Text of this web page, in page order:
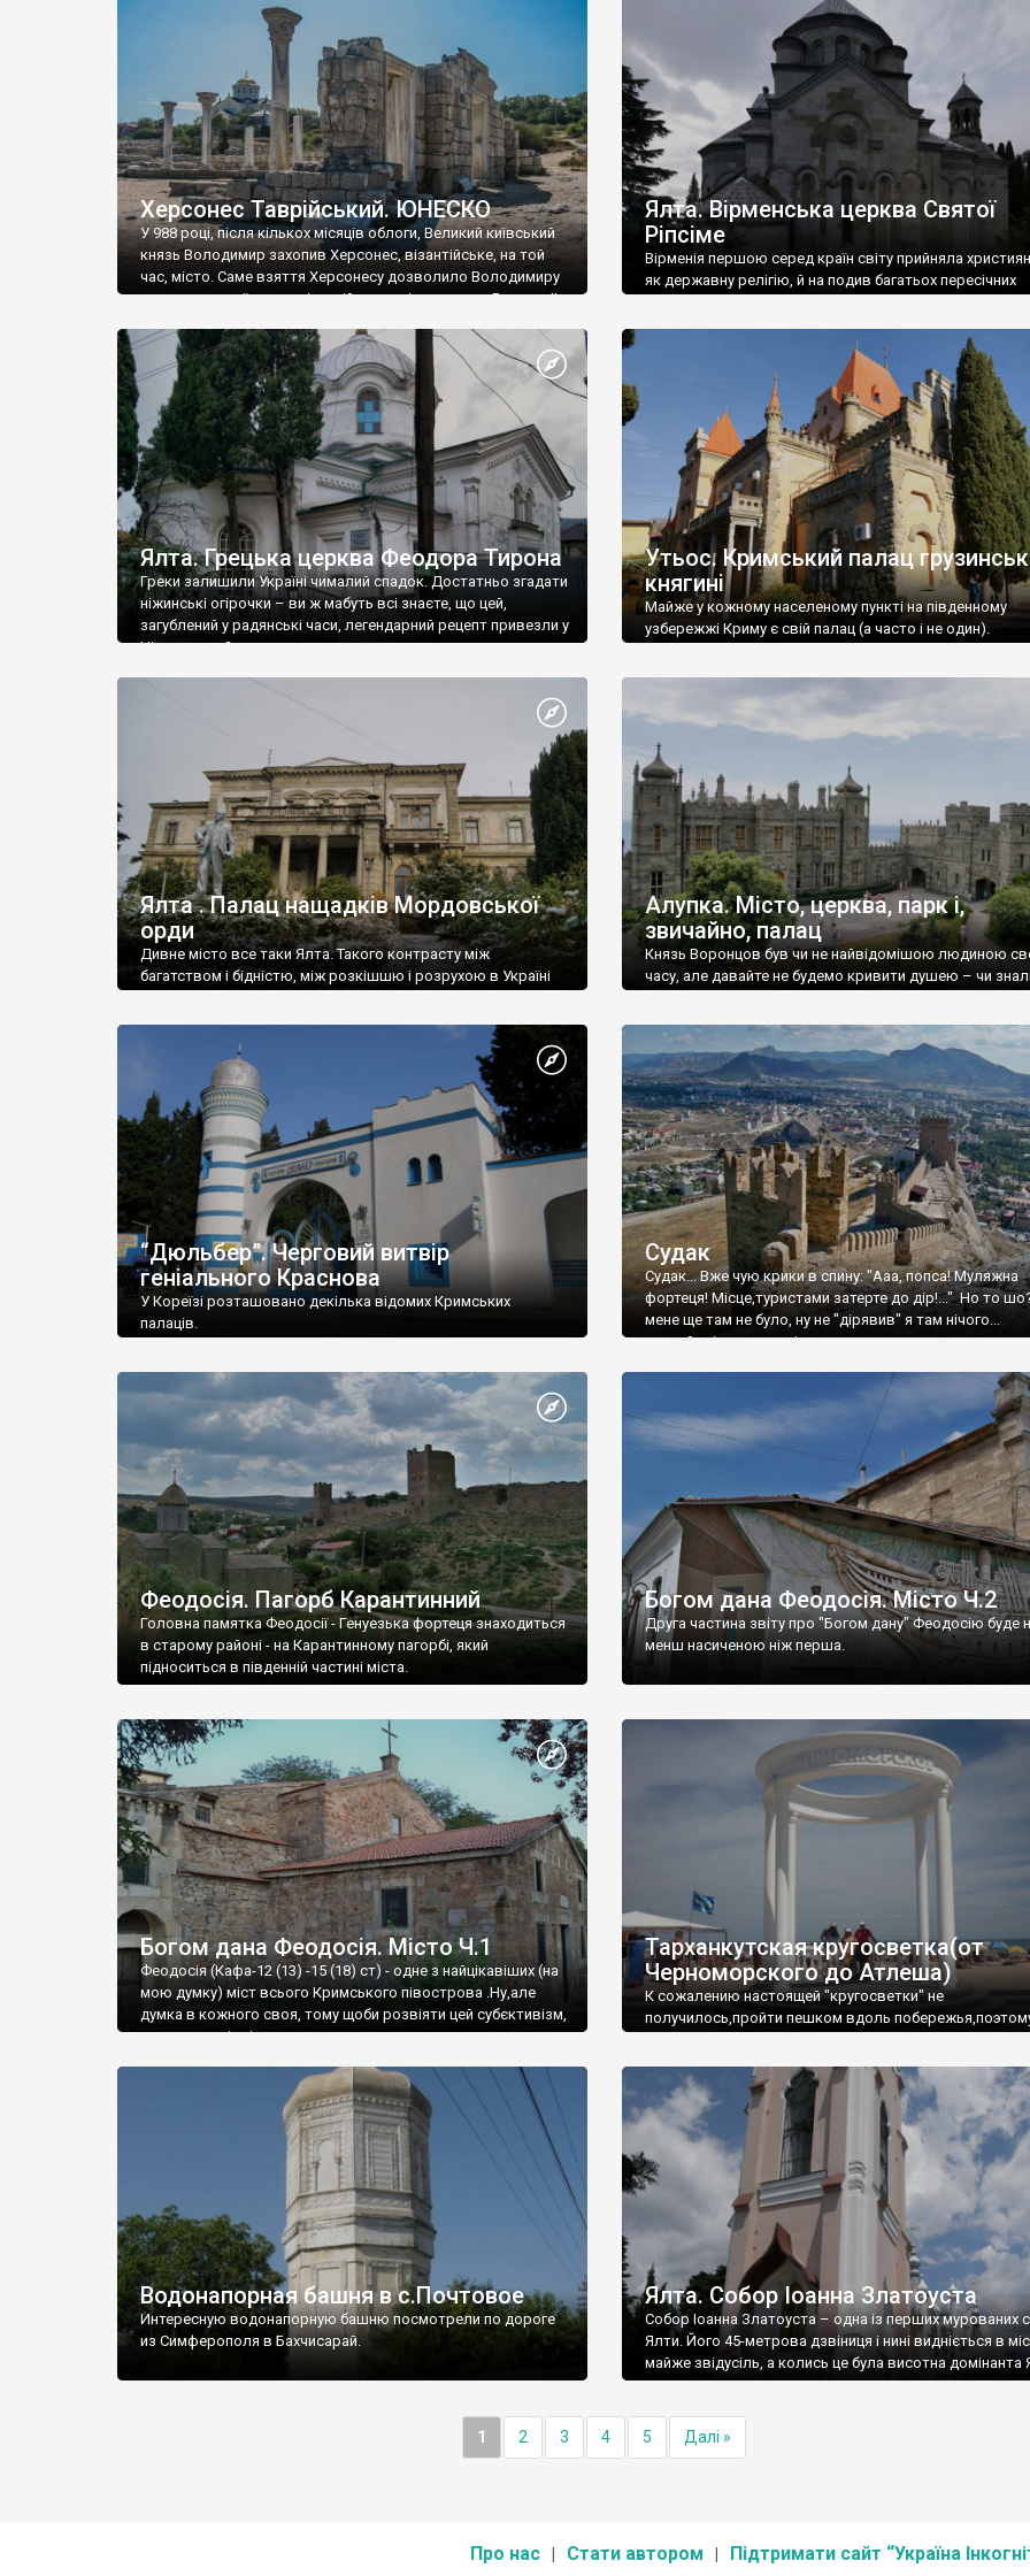
візантійської доби. Раритети викрадені з фондів об’єкту
культурної спадщини ЮНЕСКО «Херсонеса Таврійського».
Офіційно – на виставку «Золото Візантії», але експерти та
влада в Україні вважають це лише […]
називаються «повстяками» (postaki)…” “Вино. Крим
виробляє відмінне вино і його вдосталь: воно все
легке біле і дуже […]
Херсонес Таврійський. ЮНЕСКО
У 988 році, після кількох місяців облоги, Великий київський
князь Володимир захопив Херсонес, візантійське, на той
час, місто. Саме взяття Херсонесу дозволило Володимиру
диктувати свої умови візантійському імператору Василю ІІ,
Херсонесі Володимир-язичник, став Василем-
християнином. А потім було Хрещення Русі. На честь
Херсонесу Таврійського названо місто […]
Ялта. Вірменська церква Святої
Ріпсіме
Вірменія першою серед країн світу прийняла
як державну релігію, й на подив багатьох пересічних
Ялта. Грецька церква Феодора Тирона
Греки залишили Україні чималий спадок. Достатньо згадати
ніжинські огірочки – ви ж мабуть всі знаєте, що цей,
загублений у радянські часи, легендарний рецепт привезли у
Ніжин греки?
Утьос. Кримський палац
княгині
Майже у кожному населеному пункті на південному
узбережжі Криму є свій палац (а часто і не один).
Ялта . Палац нащадків Мордовської
орди
Дивне місто все таки Ялта. Такого контрасту між
багатством і бідністю, між розкішшю і розрухою в Україні
Алупка. Місто, церква, парк і,
звичайно, палац
Князь Воронцов був чи не найвідомішою людиною
часу, але давайте не будемо кривити душею – чи
“Дюльбер”. Черговий витвір
геніального Краснова
У Кореїзі розташовано декілька відомих Кримських
палаців.
Судак
Судак... Вже чую крики в спину: "Ааа, попса! Муляжна
фортеця! Місце,туристами затерте до дір!..." Но то
мене ще там не було, ну не "дірявив" я там нічого...
принаймні до цього літа.
Феодосія. Пагорб Карантинний
Головна памятка Феодосії - Генуезька фортеця знаходиться
в старому районі - на Карантинному пагорбі, який
підноситься в південній частині міста.
Богом дана Феодосія. Місто Ч.2
Друга частина звіту про "Богом дану" Феодосію буде
менш насиченою ніж перша.
Богом дана Феодосія. Місто Ч.1
Феодосія (Кафа-12 (13) -15 (18) ст) - одне з найцікавіших (на
мою думку) міст всього Кримського півострова .Ну,але
думка в кожного своя, тому щоби розвіяти цей субєктивізм,
запрошую відвідати це
Тарханкутская кругосветка(от
Черноморского до Атлеша)
К сожалению настоящей "кругосветки" не
получилось,пройти пешком вдоль
Водонапорная башня в с.Почтовое
Интересную водонапорную башню посмотрели по дороге
из Симферополя в Бахчисарай.
Ялта. Собор Іоанна Златоуста
Собор Іоанна Златоуста – одна із перших мурованих
Ялти. Його 45-метрова дзвіниця і нині видніється в
майже звідусіль, а колись це була висотна домінанта
1 2 3 4 5 Далі »
Про нас Стати автором Підтримати сайт “Україна